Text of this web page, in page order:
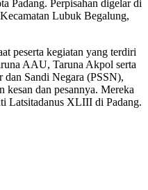
Padang. Perpisahan digelar di
Lubuk Begalung,
peserta kegiatan yang terdiri
AAU, Taruna Akpol serta
Sandi Negara (PSSN),
kesan dan pesannya. Mereka
Latsitadanus XLIII di Padang.